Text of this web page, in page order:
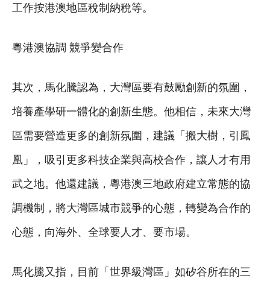
工作按港澳地區稅制納稅等。
粵港澳協調 競爭變合作
其次，馬化騰認為，大灣區要有鼓勵創新的氛圍，
培養產學研一體化的創新生態。他相信，未來大灣
區需要營造更多的創新氛圍，建議「搬大樹，引鳳
凰」，吸引更多科技企業與高校合作，讓人才有用
武之地。他還建議，粵港澳三地政府建立常態的協
調機制，將大灣區城市競爭的心態，轉變為合作的
心態，向海外、全球要人才、要市場。
馬化騰又指，目前「世界級灣區」如矽谷所在的三